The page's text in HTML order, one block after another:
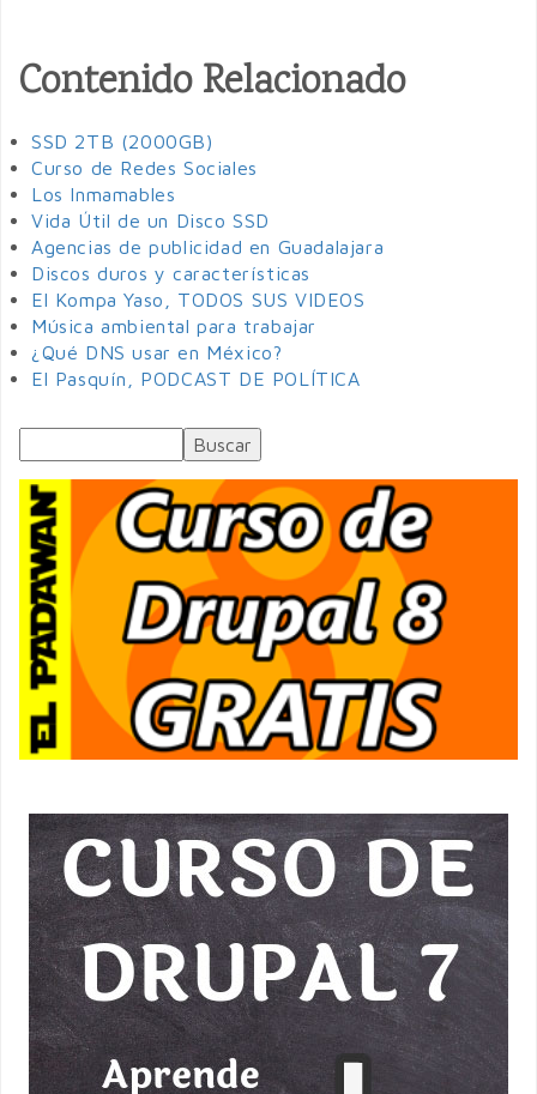
Contenido Relacionado
SSD 2TB (2000GB)
Curso de Redes Sociales
Los Inmamables
Vida Útil de un Disco SSD
Agencias de publicidad en Guadalajara
Discos duros y características
El Kompa Yaso, TODOS SUS VIDEOS
Música ambiental para trabajar
¿Qué DNS usar en México?
El Pasquín, PODCAST DE POLÍTICA
Formulario de búsqueda